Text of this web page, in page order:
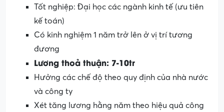
Tốt nghiệp: Đại học các ngành kinh tế (ưu tiên
kế toán)
Có kinh nghiệm 1 năm trở lên ở vị trí tương
đương
Lương thoả thuận: 7-10tr
Hưởng các chế độ theo quy định của nhà nước
và công ty
Xét tăng lương hằng năm theo hiệu quả công